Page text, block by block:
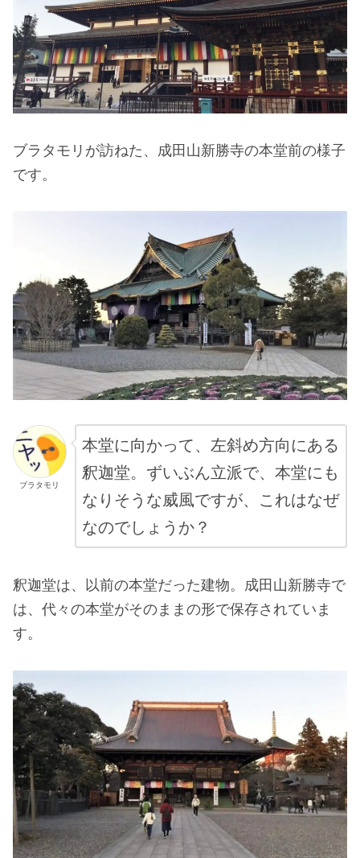
ブラタモリが訪ねた、成田山新勝寺の本堂前の様子
です。
ブラタモリ
本堂に向かって、左斜め方向にある
釈迦堂。ずいぶん立派で、本堂にも
なりそうな威風ですが、これはなぜ
なのでしょうか？
釈迦堂は、以前の本堂だった建物。成田山新勝寺で
は、代々の本堂がそのままの形で保存されていま
す。